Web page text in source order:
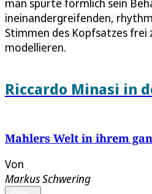
man spürte förmlich sein
ineinandergreifenden,
Stimmen des Kopfsatzes frei
modellieren.
Riccardo Minasi in
Mahlers Welt in ihrem
Von
Markus Schwering